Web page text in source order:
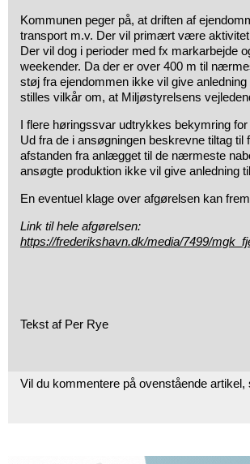
Kommunen peger på, at driften af
transport m.v. Der vil primært være
Der vil dog i perioder med fx markarbejde
weekender. Da der er over 400 m til
støj fra ejendommen ikke vil give
stilles vilkår om, at Miljøstyrelsens
I flere høringssvar udtrykkes bekymring
Ud fra de i ansøgningen beskrevne tiltag
afstanden fra anlægget til de nærmeste
ansøgte produktion ikke vil give anledning
En eventuel klage over afgørelsen kan
Link til hele afgørelsen:
https://frederikshavn.dk/media/7499/
Tekst af Per Rye
Vil du kommentere på ovenstående